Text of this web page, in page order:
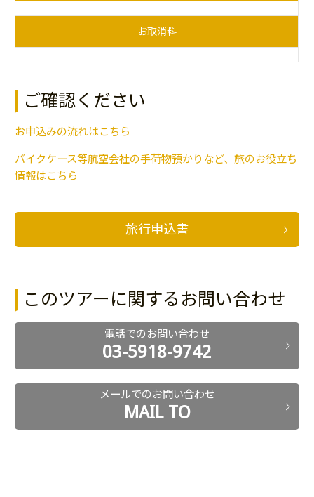
お取消料
ご確認ください
お申込みの流れはこちら
バイクケース等航空会社の手荷物預かりなど、旅のお役立ち
情報はこちら
旅行申込書
このツアーに関するお問い合わせ
電話でのお問い合わせ
03-5918-9742
メールでのお問い合わせ
MAIL TO